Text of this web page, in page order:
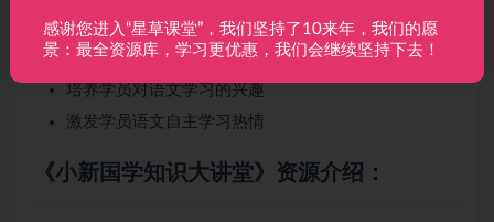
注重知识性，强调故事性
提升学员的文言文阅读能力
培养学员对语文学习的兴趣
激发学员语文自主学习热情
《小新国学知识大讲堂》资源介绍：
感谢您进入“星草课堂”，我们坚持了10来年，我们的愿
景：最全资源库，学习更优惠，我们会继续坚持下去！